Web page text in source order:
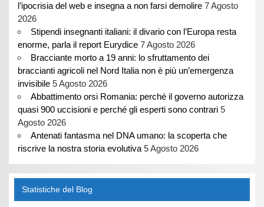
l’ipocrisia del web e insegna a non farsi demolire 7 Agosto
2026
Stipendi insegnanti italiani: il divario con l’Europa resta
enorme, parla il report Eurydice 7 Agosto 2026
Bracciante morto a 19 anni: lo sfruttamento dei
braccianti agricoli nel Nord Italia non è più un’emergenza
invisibile 5 Agosto 2026
Abbattimento orsi Romania: perché il governo autorizza
quasi 900 uccisioni e perché gli esperti sono contrari 5
Agosto 2026
Antenati fantasma nel DNA umano: la scoperta che
riscrive la nostra storia evolutiva 5 Agosto 2026
Statistiche del Blog